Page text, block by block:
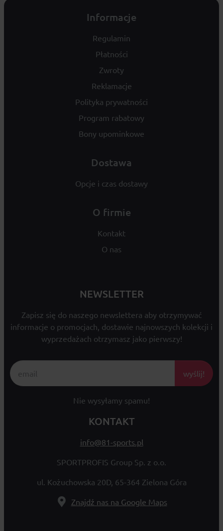
Informacje
Regulamin
Płatności
Zwroty
Reklamacje
Polityka prywatności
Program rabatowy
Bony upominkowe
Dostawa
Opcje i czas dostawy
O firmie
Kontakt
O nas
NEWSLETTER
Zapisz się do naszego newslettera aby otrzymywać
informacje o promocjach, dostawie najnowszych kolekcji i
wyprzedażach otrzymasz jako pierwszy!
wyślij!
Nie wysyłamy spamu!
KONTAKT
info@81-sports.pl
SPORTPROFIS Group Sp. z o.o.
ul. Kożuchowska 20D, 65-364 Zielona Góra
Znajdź nas na Google Maps